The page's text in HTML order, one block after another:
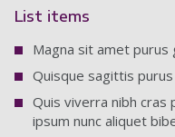
List items
Magna sit amet purus
Quisque sagittis
Quis viverra nibh cras
ipsum nunc aliquet